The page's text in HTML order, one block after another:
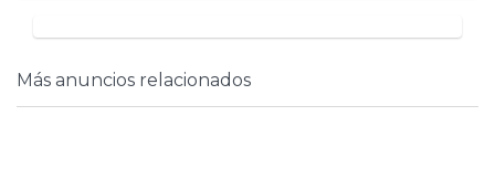
Más anuncios relacionados